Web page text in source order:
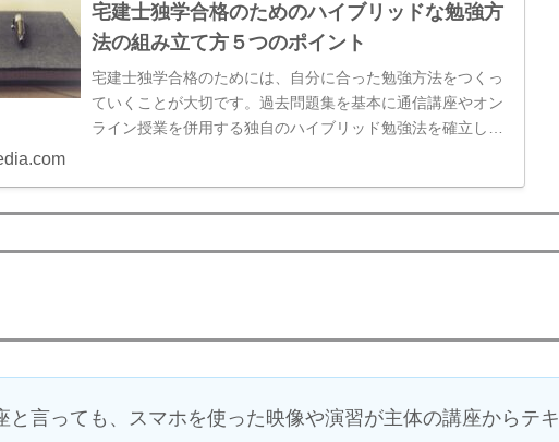
宅建士独学合格のためのハイブリッドな勉強方
法の組み立て方５つのポイント
宅建士独学合格のためには、自分に合った勉強方法をつくっ
ていくことが大切です。過去問題集を基本に通信講座やオン
ライン授業を併用する独自のハイブリッド勉強法を確立しま
と言っても、スマホを使った映像や演習が主体の講座からテキ